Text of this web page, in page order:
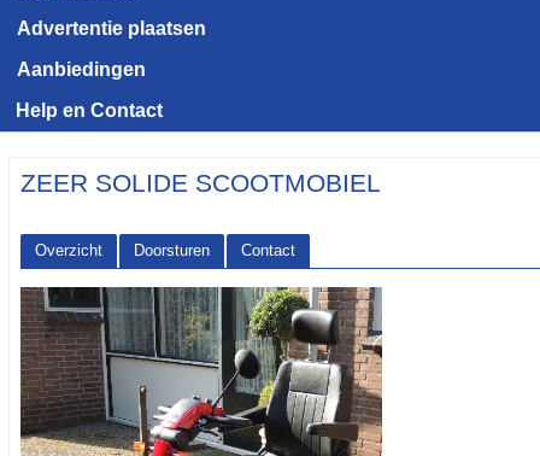
Advertentie plaatsen
Aanbiedingen
Help en Contact
ZEER SOLIDE SCOOTMOBIEL
Overzicht Doorsturen
Contact
<< Terug naar het advertentie overzicht